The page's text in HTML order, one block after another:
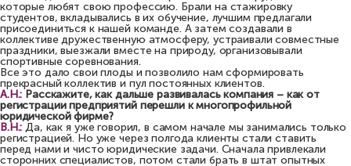
которые любят свою профессию. Брали на стажировку
студентов, вкладывались в их обучение, лучшим предлагали
присоединиться к нашей команде. А затем создавали в
коллективе дружественную атмосферу, устраивали совместные
праздники, выезжали вместе на природу, организовывали
спортивные соревнования.
Все это дало свои плоды и позволило нам сформировать
прекрасный коллектив и пул постоянных клиентов.
А.Н.: Расскажите, как дальше развивалась компания – как от
регистрации предприятий перешли к многопрофильной
юридической фирме?
В.Н.: Да, как я уже говорил, в самом начале мы занимались только
регистрацией. Но уже через полгода клиенты стали ставить
перед нами и чисто юридические задачи. Сначала привлекали
сторонних специалистов, потом стали брать в штат опытных